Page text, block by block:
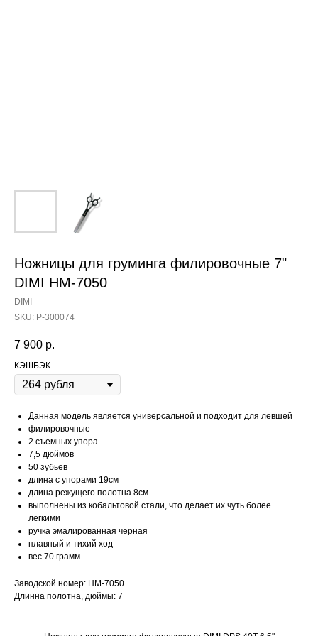
Ножницы для груминга филировочные 7"
DIMI HM-7050
DIMI
SKU: Р-300074
7 900 р.
КЭШБЭК
Данная модель является универсальной и подходит для левшей
филировочные
2 съемных упора
7,5 дюймов
50 зубьев
длина с упорами 19см
длина режущего полотна 8см
выполнены из кобальтовой стали, что делает их чуть более
легкими
ручка эмалированная черная
плавный и тихий ход
вес 70 грамм
Заводской номер: HM-7050
Длинна полотна, дюймы: 7